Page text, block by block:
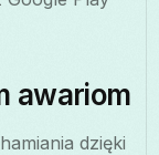
awariom
dzięki